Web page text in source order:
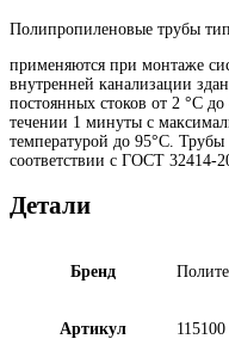
Полипропиленовые трубы
применяются при монтаже
внутренней канализации
постоянных стоков от 2 °C
течении 1 минуты с
температурой до 95°С. Трубы
соответствии с ГОСТ 32414-
Детали
Бренд
Артикул 115100